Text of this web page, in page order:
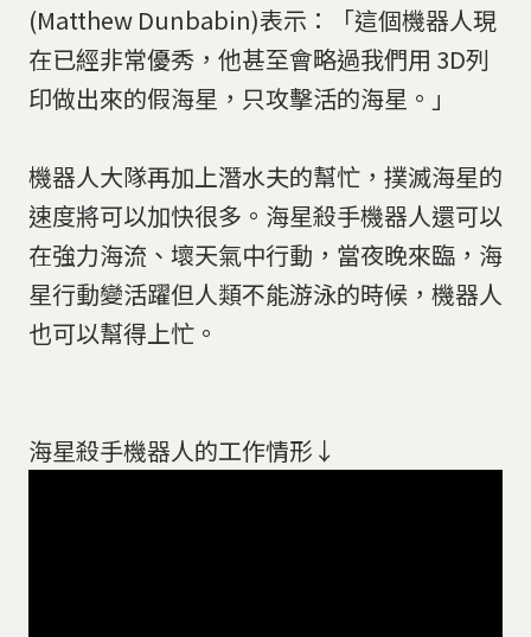
(Matthew Dunbabin)表示：「這個機器人現
在已經非常優秀，他甚至會略過我們用 3D列
印做出來的假海星，只攻擊活的海星。」
機器人大隊再加上潛水夫的幫忙，撲滅海星的
速度將可以加快很多。海星殺手機器人還可以
在強力海流、壞天氣中行動，當夜晚來臨，海
星行動變活躍但人類不能游泳的時候，機器人
也可以幫得上忙。
海星殺手機器人的工作情形↓